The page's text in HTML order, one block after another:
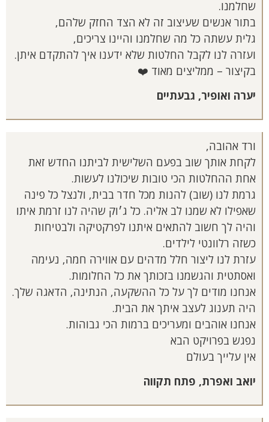
שחלמנו.
בתור אנשים שעיצוב זה לא הצד החזק שלהם,
גלית עשתה כל מה שחלמנו והיינו צריכים,
ועזרה לנו לקבל החלטות שלא ידענו איך להתקדם איתן.
בקיצור – ממליצים מאוד ❤️
יערה ואופיר, גבעתיים
ורד אהובה,
לקחת אותך שוב בפעם השלישית לביתנו החדש זאת
אחת ההחלטות הכי טובות שיכולנו לעשות.
גרמת לנו (שוב) להנות מכל חדר בבית, ולנצל כל פינה
שאפילו לא שמנו לב אליה. כל ג׳וק שהיה לנו זרמת איתו
והיה לך חשוב להתאים איתנו לפרקטיקה ולבטיחות
כשזה רלוונטי לילדים.
עזרת לנו ליצור חלל מדהים עם אווירה חמה, נעימה
ואסתטית והגשמנו בזכותך את כל החלומות.
אנחנו מודים לך על כל ההשקעה, הנתינה, הדאגה שלך.
היה תענוג לעצב איתך את הבית.
אנחנו אוהבים ומעריכים ברמות הכי גבוהות.
נפגש בפרויקט הבא
אין עלייך בעולם
יואב ואפרת, פתח תקווה